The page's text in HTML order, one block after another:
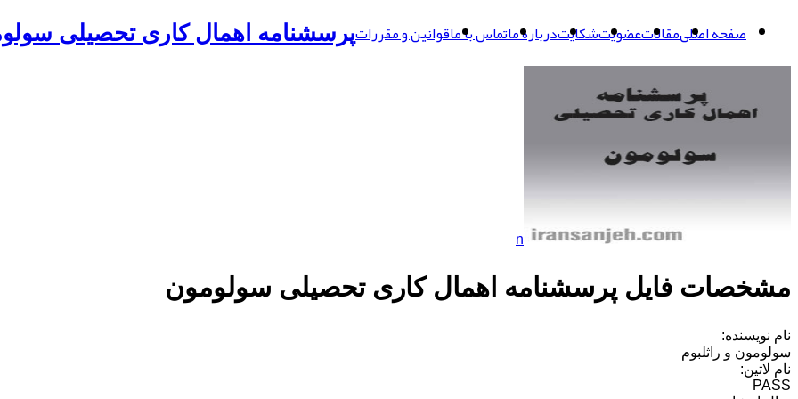
صفحه اصلیمقالاتعضویتشکایتدرباره ماتماس با ماقوانین و مقرراتپرسشنامه اهمال کاری تحصیلی
n
مشخصات فایل پرسشنامه اهمال کاری تحصیلی سولومون
نام نویسنده:
سولومون و راثلبوم
نام لاتین:
PASS